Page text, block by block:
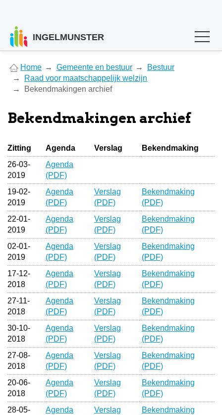
INGELMUNSTER
are
here
Home Gemeente en bestuur
Bestuur
Raad voor maatschappelijk welzijn
Bekendmakingen archief
Bekendmakingen archief
Zitting Agenda Verslag
Bekendmaking
26-03-
2019
Agenda
(PDF)
19-02-
2019
Agenda
(PDF)
Verslag
(PDF)
Bekendmaking
(PDF)
22-01-
2019
Agenda
(PDF)
Verslag
(PDF)
Bekendmaking
(PDF)
02-01-
2019
Agenda
(PDF)
Verslag
(PDF)
Bekendmaking
(PDF)
17-12-
2018
Agenda
(PDF)
Verslag
(PDF)
Bekendmaking
(PDF)
27-11-
2018
Agenda
(PDF)
Verslag
(PDF)
Bekendmaking
(PDF)
30-10-
2018
Agenda
(PDF)
Verslag
(PDF)
Bekendmaking
(PDF)
27-08-
2018
Agenda
(PDF)
Verslag
(PDF)
Bekendmaking
(PDF)
20-06-
2018
Agenda
(PDF)
Verslag
(PDF)
Bekendmaking
(PDF)
28-05-
Agenda
Verslag
Bekendmaking